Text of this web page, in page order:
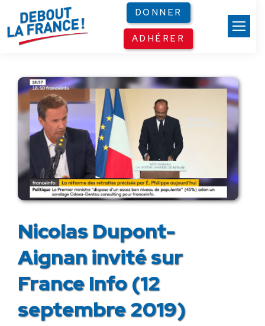
DONNER
ADHÉRER
Nicolas Dupont-
Aignan invité sur
France Info (12
septembre 2019)
Panneau de gestion des cookies